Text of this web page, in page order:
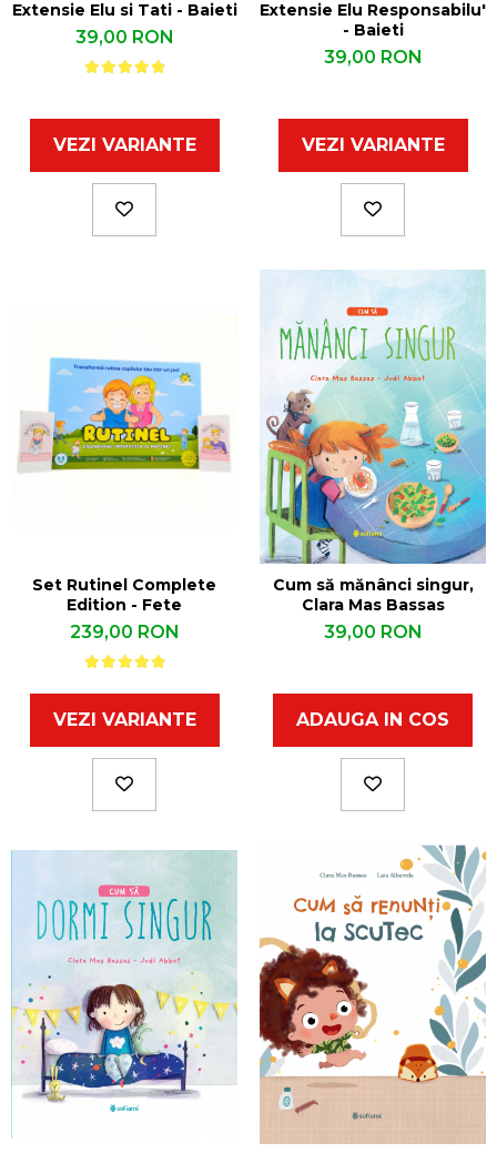
Extensie Elu si Tati - Baieti
39,00 RON
VEZI VARIANTE
Extensie Elu Responsabilu'
- Baieti
39,00 RON
VEZI VARIANTE
Set Rutinel Complete
Edition - Fete
239,00 RON
VEZI VARIANTE
Cum să mănânci singur,
Clara Mas Bassas
39,00 RON
ADAUGA IN COS